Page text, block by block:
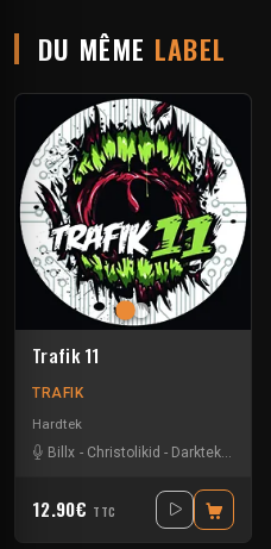
DU MÊME LABEL
Trafik 11
TRAFIK
Hardtek
Billx - Christolikid - Darktek-
12.90€ TTC